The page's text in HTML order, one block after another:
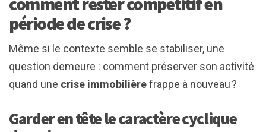
période de crise ?
Même si le contexte semble se stabiliser, une
question demeure : comment préserver son activité
quand une crise immobilièrefrappe à nouveau ?
Garder en tête le caractère cyclique